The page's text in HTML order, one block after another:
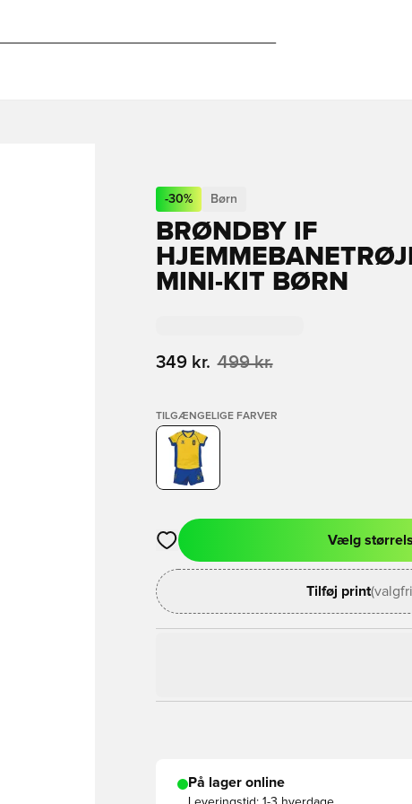
-30% Børn
BRØNDBY IF
MINI-KIT BØRN
349 kr. 499 kr.
TILGÆNGELIGE FARVER
Åbner en Modal til at logge ind eller
Vælg
Tilføj print
På lager online